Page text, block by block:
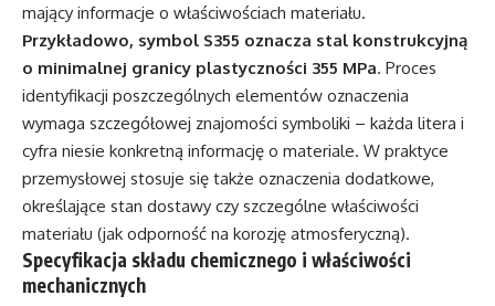
mający informacje o właściwościach materiału.
Przykładowo, symbol S355 oznacza stal konstrukcyjną
o minimalnej granicy plastyczności 355 MPa. Proces
identyfikacji poszczególnych elementów oznaczenia
wymaga szczegółowej znajomości symboliki – każda litera i
cyfra niesie konkretną informację o materiale. W praktyce
przemysłowej stosuje się także oznaczenia dodatkowe,
określające stan dostawy czy szczególne właściwości
materiału (jak odporność na korozję atmosferyczną).
Specyfikacja składu chemicznego i właściwości
mechanicznych